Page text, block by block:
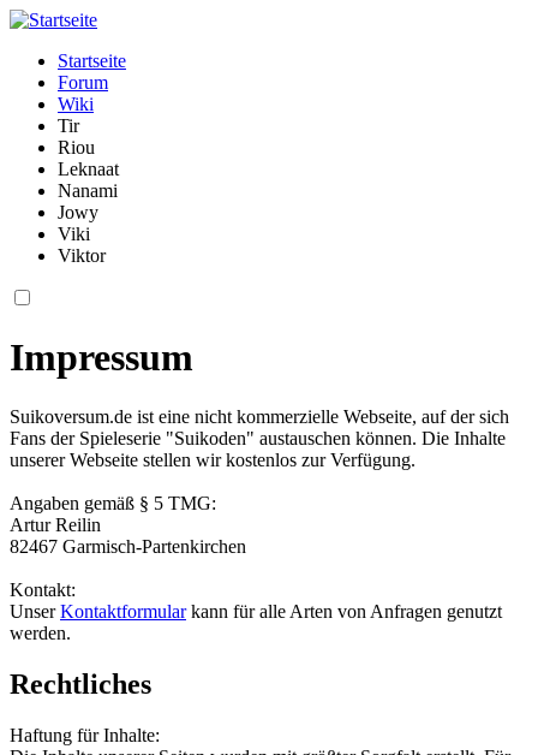
Startseite
Forum
Wiki
Tir
Riou
Leknaat
Nanami
Jowy
Viki
Viktor
Impressum
Suikoversum.de ist eine nicht kommerzielle Webseite, auf der sich
Fans der Spieleserie "Suikoden" austauschen können. Die Inhalte
unserer Webseite stellen wir kostenlos zur Verfügung.
Angaben gemäß § 5 TMG:
Artur Reilin
82467 Garmisch-Partenkirchen
Kontakt:
UnserKontaktformularkann für alle Arten von Anfragen genutzt
werden.
Rechtliches
Haftung für Inhalte: